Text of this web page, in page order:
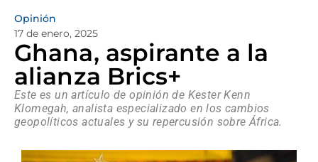
Opinión
17 de enero, 2025
Ghana, aspirante a la
alianza Brics+
Este es un artículo de opinión de Kester Kenn
Klomegah, analista especializado en los cambios
geopolíticos actuales y su repercusión sobre África.